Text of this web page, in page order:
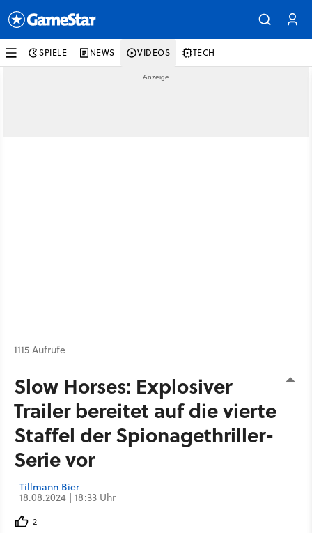
SPIELE NEWS VIDEOS TECH
1115 Aufrufe
Slow Horses: Explosiver
Trailer bereitet auf die vierte
Staffel der Spionagethriller-
Serie vor
Tillmann Bier
18.08.2024 | 18:33 Uhr
2